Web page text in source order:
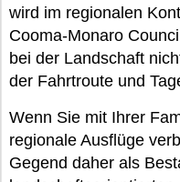
wird im regionalen
Cooma-Monaro
bei der Landschaft
der Fahrtroute und
Wenn Sie mit Ihrer
regionale Ausflüge
Gegend daher als